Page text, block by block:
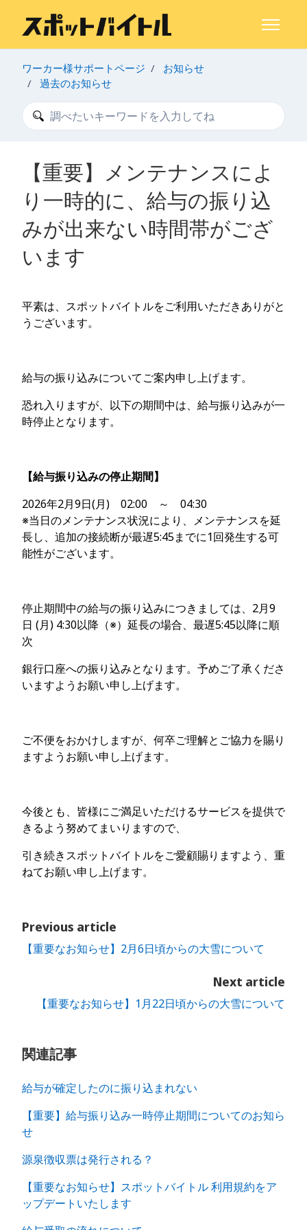
ナビゲ
ワーカー様サポートページ
お知らせ
過去のお知らせ
検索
【重要】メンテナンスによ
り一時的に、給与の振り込
みが出来ない時間帯がござ
います
平素は、スポットバイトルをご利用いただきありがと
うございます。
給与の振り込みについてご案内申し上げます。
恐れ入りますが、以下の期間中は、給与振り込みが一
時停止となります。
【給与振り込みの停止期間】
2026年2月9日(月) 02:00 ～ 04:30
※当日のメンテナンス状況により、メンテナンスを延
長し、追加の接続断が最遅5:45までに1回発生する可
能性がございます。
停止期間中の給与の振り込みにつきましては、2月9
日 (月) 4:30以降（※）延長の場合、最遅5:45以降に順
次
銀行口座への振り込みとなります。予めご了承くださ
いますようお願い申し上げます。
ご不便をおかけしますが、何卒ご理解とご協力を賜り
ますようお願い申し上げます。
今後とも、皆様にご満足いただけるサービスを提供で
きるよう努めてまいりますので、
引き続きスポットバイトルをご愛顧賜りますよう、重
ねてお願い申し上げます。
Previous article
【重要なお知らせ】2月6日頃からの大雪について
Next article
【重要なお知らせ】1月22日頃からの大雪について
関連記事
給与が確定したのに振り込まれない
【重要】給与振り込み一時停止期間についてのお知ら
せ
源泉徴収票は発行される？
【重要なお知らせ】スポットバイトル 利用規約をア
ップデートいたします